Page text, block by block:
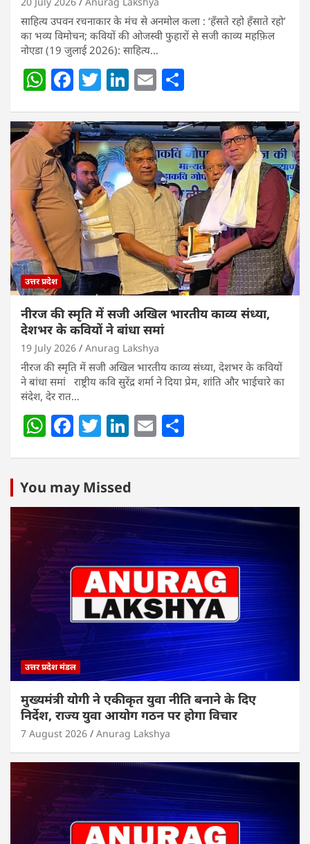
साहित्य उपवन रचनाकार के मंच से अनमोल कला : ‘हॅंसते रहो हॅंसाते रहो’
का भव्य विमोचन; कवियों की ओजस्वी फुहारों से सजी काव्य महफ़िल
नोएडा (19 जुलाई 2026): साहित्य…
W
at
s
A
p
p
F
c
e
b
o
o
k
T
itt
er
Li
k
e
dI
n
E
ai
l
ar
e
उत्तर प्रदेश
नीरज की स्मृति में सजी अखिल भारतीय काव्य संध्या,
देशभर के कवियों ने बांधा समां
19 July 2026 Anurag Lakshya
नीरज की स्मृति में सजी अखिल भारतीय काव्य संध्या, देशभर के कवियों
ने बांधा समां राष्ट्रीय कवि सुरेंद्र शर्मा ने दिया प्रेम, शांति और भाईचारे का
संदेश, देर रात…
W
s
A
p
p
F
e
b
o
o
T
er
Li
e
dI
n
E
You may Missed
उत्तर प्रदेश मंडल
मुख्यमंत्री योगी ने एकीकृत युवा नीति बनाने के दिए
निर्देश, राज्य युवा आयोग गठन पर होगा विचार
7 August 2026 Anurag Lakshya